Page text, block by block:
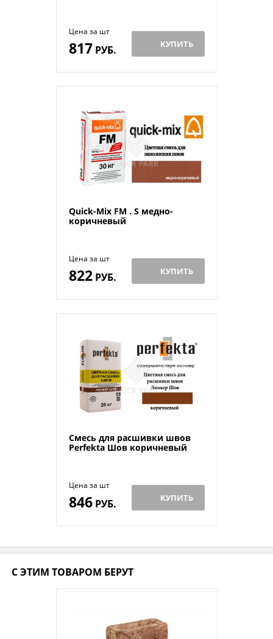
Цена за шт
817 РУБ. КУПИТЬ
Quick-Mix FM . S медно-
коричневый
Цена за шт
822РУБ. КУПИТЬ
Смесь для расшивки швов
Perfekta Шов коричневый
Цена за шт
846РУБ. КУПИТЬ
С ЭТИМ ТОВАРОМ БЕРУТ